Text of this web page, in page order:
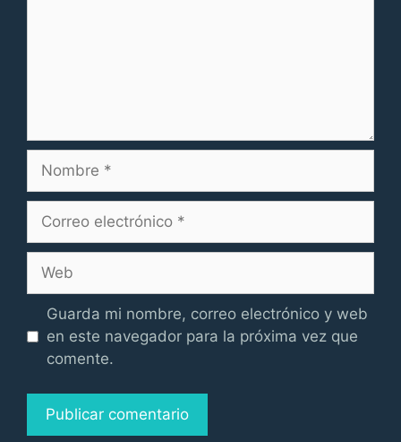
Nombre
Correo
Web
Guarda mi nombre, correo electrónico y web
en este navegador para la próxima vez que
comente.